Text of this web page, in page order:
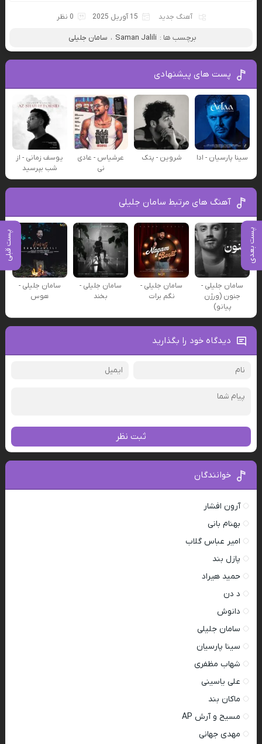
پست بعدی پست قبلی
آهنگ جدید 15 آوریل 2025 0 نظر
برچسب ها : Saman Jalili ، سامان جلیلی
پست های پیشنهادی
سینا پارسیان - ادا شروین - پتک
عرشیاس - عادی
نی
یوسف زمانی - از
شب بپرسید
آهنگ های مرتبط سامان جلیلی
سامان جلیلی -
جنون (ورژن
پیانو)
سامان جلیلی -
نگم برات
سامان جلیلی -
بخند
سامان جلیلی -
هوس
دیدگاه خود را بگذارید
ثبت نظر
خوانندگان
آرون افشار
بهنام بانی
امیر عباس گلاب
پازل بند
حمید هیراد
د دن
دانوش
سامان جلیلی
سینا پارسیان
شهاب مظفری
علی یاسینی
ماکان بند
مسیح و آرش AP
مهدی جهانی